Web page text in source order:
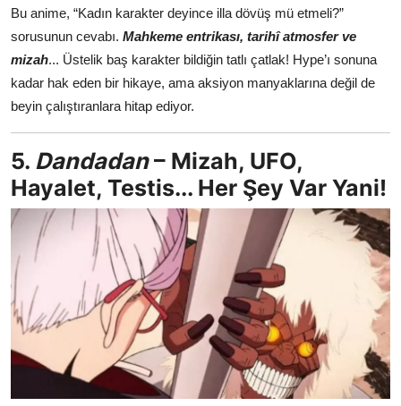
Bu anime, “Kadın karakter deyince illa dövüş mü etmeli?”
sorusunun cevabı. Mahkeme entrikası, tarihî atmosfer ve
mizah... Üstelik baş karakter bildiğin tatlı çatlak! Hype’ı sonuna
kadar hak eden bir hikaye, ama aksiyon manyaklarına değil de
beyin çalıştıranlara hitap ediyor.
5. Dandadan– Mizah, UFO,
Hayalet, Testis... Her Şey Var Yani!